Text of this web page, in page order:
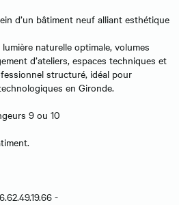
d’un bâtiment neuf alliant esthétique
naturelle optimale, volumes
d’ateliers, espaces techniques et
structuré, idéal pour
en Gironde.
9 ou 10
-